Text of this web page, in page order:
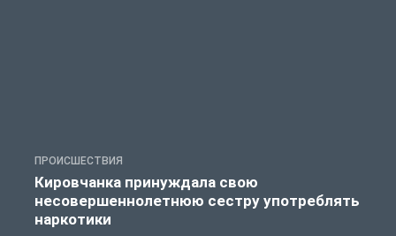
ПРОИСШЕСТВИЯ
Кировчанка принуждала свою
несовершеннолетнюю сестру употреблять
наркотики